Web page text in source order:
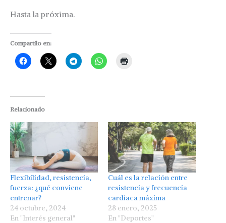
Hasta la próxima.
Compartilo en:
Relacionado
Flexibilidad, resistencia,
fuerza: ¿qué conviene
entrenar?
24 octubre, 2024
En "Interés general"
Cuál es la relación entre
resistencia y frecuencia
cardíaca máxima
28 enero, 2025
En "Deportes"